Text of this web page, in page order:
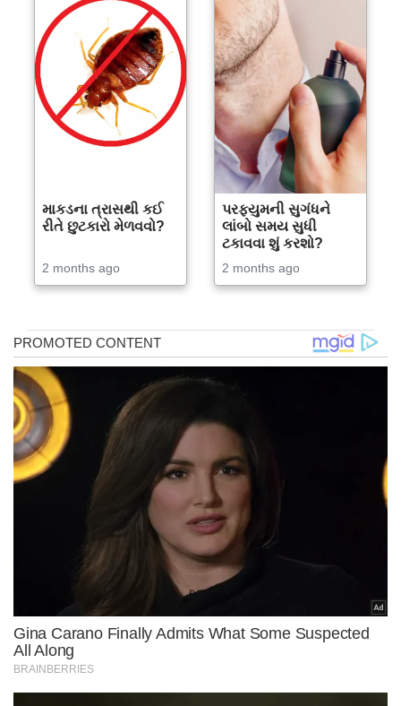
માકડના ત્રાસથી કઈ
રીતે છુટકારો મેળવવો?
2 months ago
પરફ્યુમની સુગંધને
લાંબો સમય સુધી
ટકાવવા શું કરશો?
2 months ago